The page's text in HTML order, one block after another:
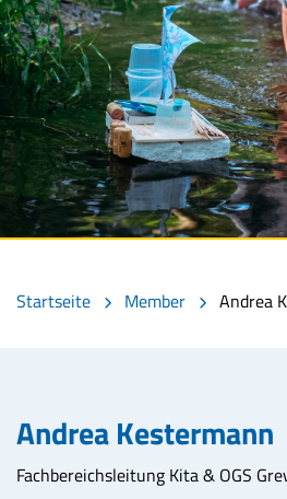
Startseite Member Andrea
Andrea Kestermann
Fachbereichsleitung Kita & OGS